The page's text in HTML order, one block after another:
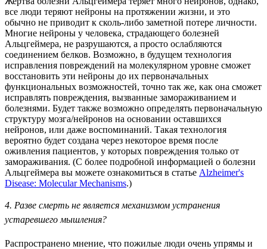
все люди теряют нейроны на протяжении жизни, и это
обычно не приводит к сколь-либо заметной потере личности.
Многие нейроны у человека, страдающего болезней
Альцгеймера, не разрушаются, а просто ослабляются
соединением белков. Возможно, в будущем технология
исправления повреждений на молекулярном уровне сможет
восстановить эти нейроны до их первоначальных
функциональных возможностей, точно так же, как она сможет
исправлять повреждения, вызванные замораживанием и
болезнями. Будет также возможно определять первоначальную
структуру мозга/нейронов на основании оставшихся
нейронов, или даже воспоминаний. Такая технология
вероятно будет создана через некоторое время после
оживления пациентов, у которых повреждения только от
замораживания. (С более подробной информацией о болезни
Альцгеймера вы можете ознакомиться в статье Alzheimer's
Disease: Molecular Mechanisms.)
4. Разве смерть не является механизмом устранения
устаревшего мышления?
Распространено мнение, что пожилые люди очень упрямы и